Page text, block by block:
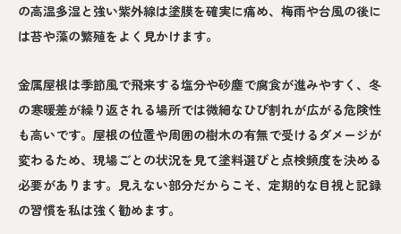
の高温多湿と強い紫外線は塗膜を確実に痛め、梅雨や台風の後に
は苔や藻の繁殖をよく見かけます。
金属屋根は季節風で飛来する塩分や砂塵で腐食が進みやすく、冬
の寒暖差が繰り返される場所では微細なひび割れが広がる危険性
も高いです。屋根の位置や周囲の樹木の有無で受けるダメージが
変わるため、現場ごとの状況を見て塗料選びと点検頻度を決める
必要があります。見えない部分だからこそ、定期的な目視と記録
の習慣を私は強く勧めます。